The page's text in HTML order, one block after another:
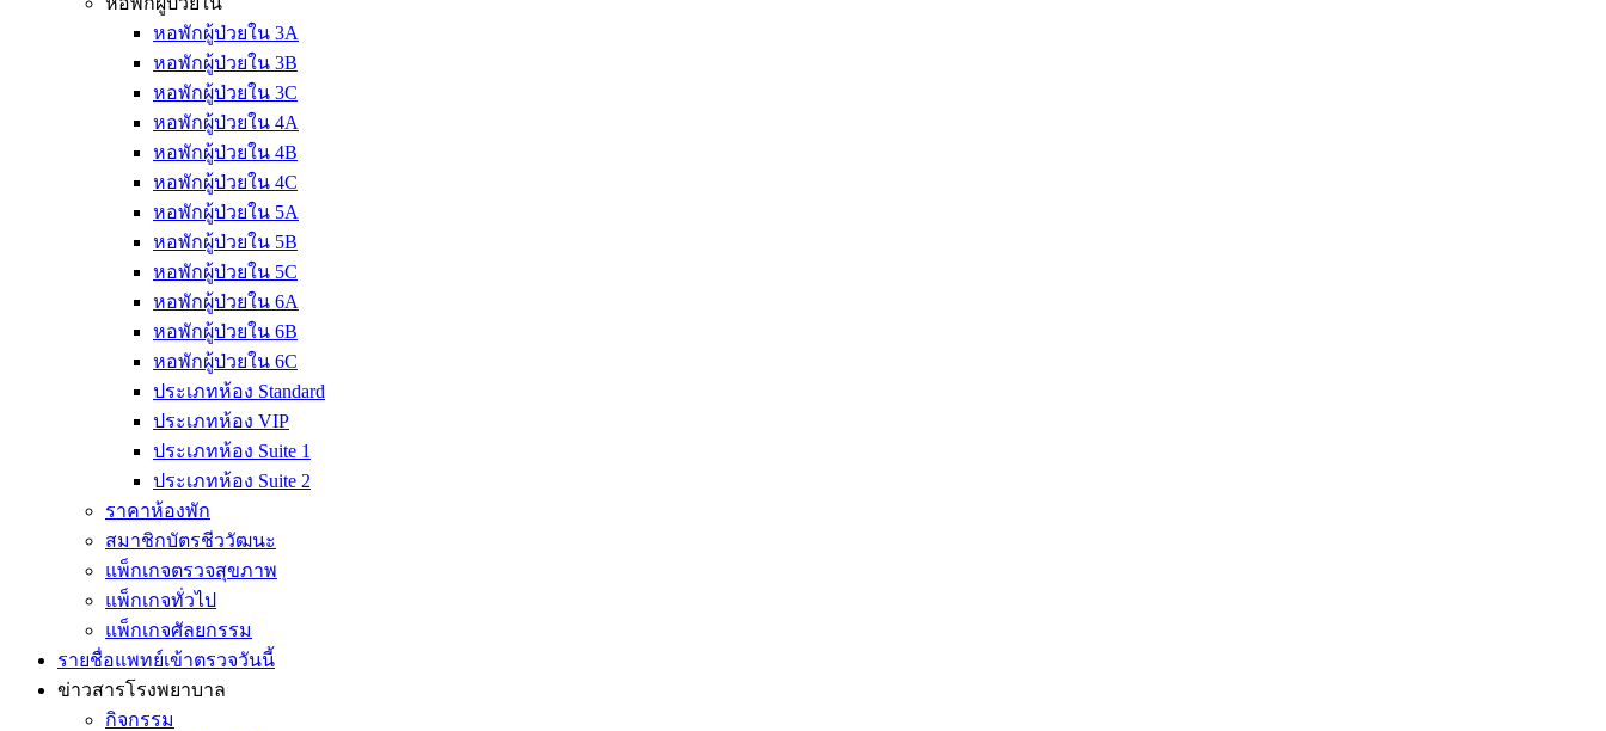
หอพักผู้ป่วยใน 3A
หอพักผู้ป่วยใน 3B
หอพักผู้ป่วยใน 3C
หอพักผู้ป่วยใน 4A
หอพักผู้ป่วยใน 4B
หอพักผู้ป่วยใน 4C
หอพักผู้ป่วยใน 5A
หอพักผู้ป่วยใน 5B
หอพักผู้ป่วยใน 5C
หอพักผู้ป่วยใน 6A
หอพักผู้ป่วยใน 6B
หอพักผู้ป่วยใน 6C
ประเภทห้อง Standard
ประเภทห้อง VIP
ประเภทห้อง Suite 1
ประเภทห้อง Suite 2
ราคาห้องพัก
สมาชิกบัตรชีววัฒนะ
แพ็กเกจตรวจสุขภาพ
แพ็กเกจทั่วไป
แพ็กเกจศัลยกรรม
รายชื่อแพทย์เข้าตรวจวันนี้
ข่าวสารโรงพยาบาล
กิจกรรม